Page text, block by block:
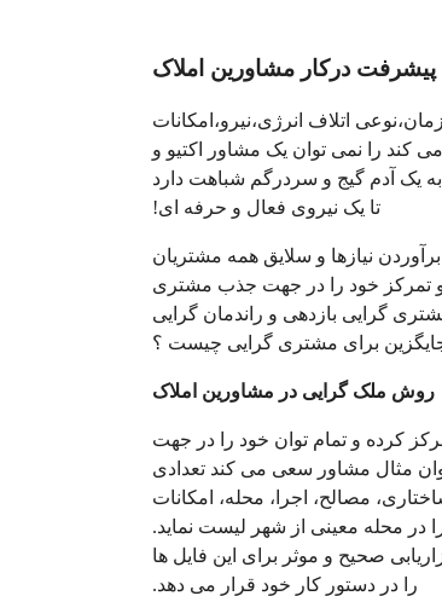
درکار مشاورین املاک
اتلاف انرژی،نیرو،امکانات
کند را نمی توان یک مشاور اکتیو و
یک آدم گیج و سردرگم شباهت دارد
تا یک نیروی فعال و حرفه ای!
نیازها و سلایق همه مشتریان
و تمرکز خود را در جهت جذب مشتری
گرایی بازدهی و راندمان گرایی
برای مشتری گرایی چیست ؟
روش ملک گرایی در مشاورین املاک
کرده و تمام توان خود را در جهت
مثال مشاور سعی می کند تعدادی
مصالح، اجرا، محله، امکانات
در محله معینی از شهر لیست نماید.
صحیح و موثر برای این فایل ها
را در دستور کار خود قرار می دهد.